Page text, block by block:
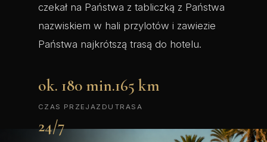
czekał na Państwa z tabliczką z Państwa
nazwiskiem w hali przylotów i zawiezie
Państwa najkrótszą trasą do hotelu.
ok. 180 min.
CZAS PRZEJAZDU
165 km
TRASA
24/7